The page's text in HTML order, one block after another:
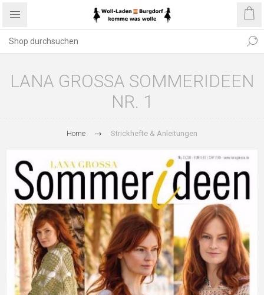
LANA GROSSA SOMMERIDEEN
NR. 1
Home Strickhefte & Anleitungen